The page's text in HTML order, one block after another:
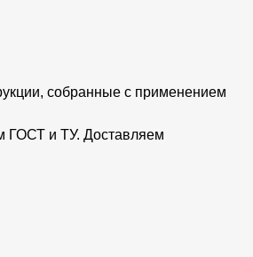
собранные с применением
ГОСТ и ТУ. Доставляем